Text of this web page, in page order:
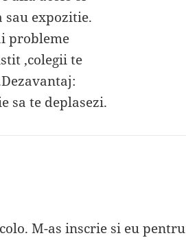
sau expozitie.
probleme
,colegii te
sa te deplasezi.
M-as inscrie si eu pentru